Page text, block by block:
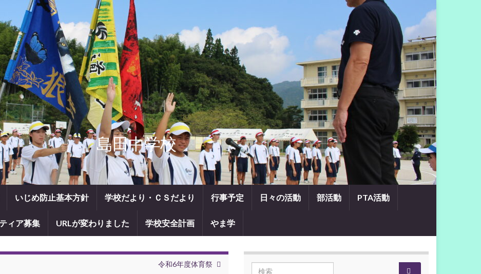
島田中学校
いじめ防止基本方針 学校だより・ＣＳだより 行事予定 日々の活動 部活動 PTA活動
ィア募集 URLが変わりました 学校安全計画 やま学
令和6年度体育祭 Search for: